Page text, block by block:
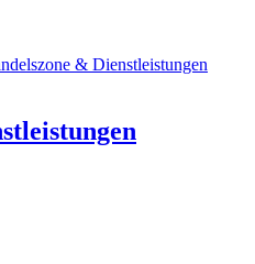
& Dienstleistungen